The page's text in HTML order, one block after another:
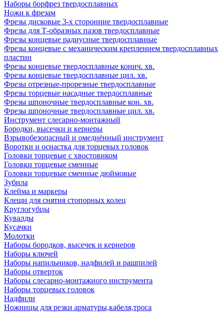
Наборы борфрез твердосплавных
Ножи к фрезам
Фрезы дисковые 3-х сторонние твердосплавные
Фрезы для Т-образных пазов твердосплавные
Фрезы концевые радиусные твердосплавные
Фрезы концевые с механическим креплением твердосплавных
пластин
Фрезы концевые твердосплавные конич. хв.
Фрезы концевые твердосплавные цил. хв.
Фрезы отрезные-прорезные твердосплавные
Фрезы торцевые насадные твердосплавные
Фрезы шпоночные твердосплавные кон. хв.
Фрезы шпоночные твердосплавные цил. хв.
Инструмент слесарно-монтажный
Бородки, высечки и кернеры
Взрывобезопасный и омеднённый инструмент
Воротки и оснаcтка для торцевых головок
Головки торцевые с хвостовиком
Головки торцевые сменные
Головки торцевые сменные дюймовые
Зубила
Клейма и маркеры
Клещи для снятия стопорных колец
Круглогубцы
Кувалды
Кусачки
Молотки
Наборы бородков, высечек и кернеров
Наборы ключей
Наборы напильников, надфилей и рашпилей
Наборы отверток
Наборы слесарно-монтажного инструмента
Наборы торцевых головок
Надфили
Ножницы для резки арматуры,кабеля,троса